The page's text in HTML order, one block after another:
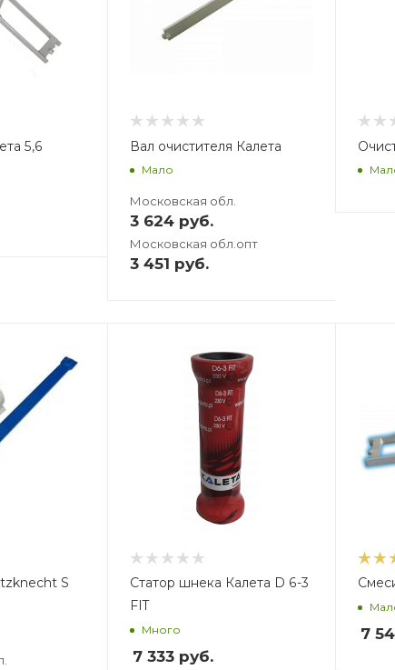
5,6
Вал очистителя Калета
Мало
Московская обл.
3 624руб.
Московская обл.опт
3 451 руб.
S
Статор шнека Калета D 6-3
FIT
Много
7 333руб.
Вес, кг
2,971
7